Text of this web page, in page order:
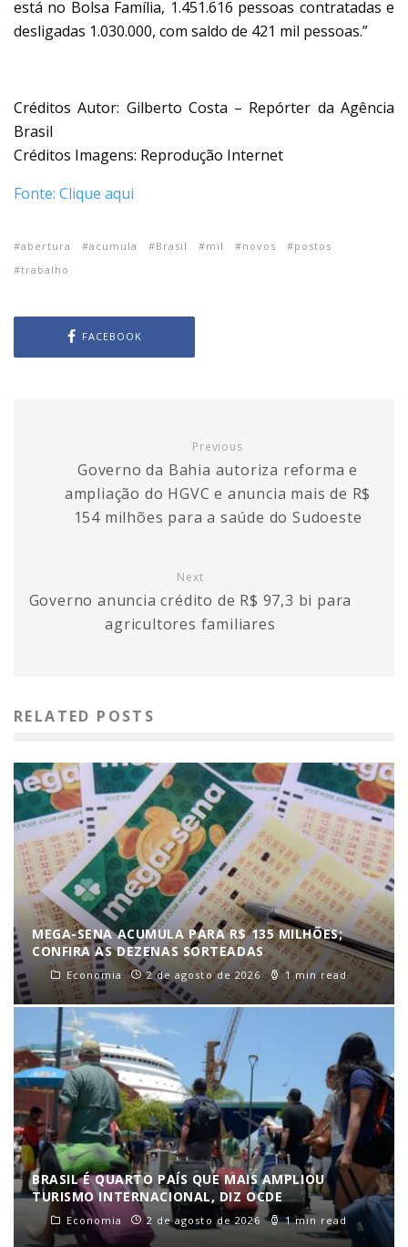
está no Bolsa Família, 1.451.616 pessoas contratadas e
desligadas 1.030.000, com saldo de 421 mil pessoas.”
Créditos Autor: Gilberto Costa – Repórter da Agência
Brasil
Créditos Imagens: Reprodução Internet
Fonte: Clique aqui
abertura acumula Brasil mil novos
postos
trabalho
FACEBOOK
Previous
Governo da Bahia autoriza reforma e
ampliação do HGVC e anuncia mais de R$
154 milhões para a saúde do Sudoeste
Next
Governo anuncia crédito de R$ 97,3 bi para
agricultores familiares
RELATED POSTS
MEGA-SENA ACUMULA PARA R$ 135 MILHÕES;
CONFIRA AS DEZENAS SORTEADAS
Economia 2 de agosto de 2026 1 min read
BRASIL É QUARTO PAÍS QUE MAIS AMPLIOU
TURISMO INTERNACIONAL, DIZ OCDE
Economia 2 de agosto de 2026 1 min read